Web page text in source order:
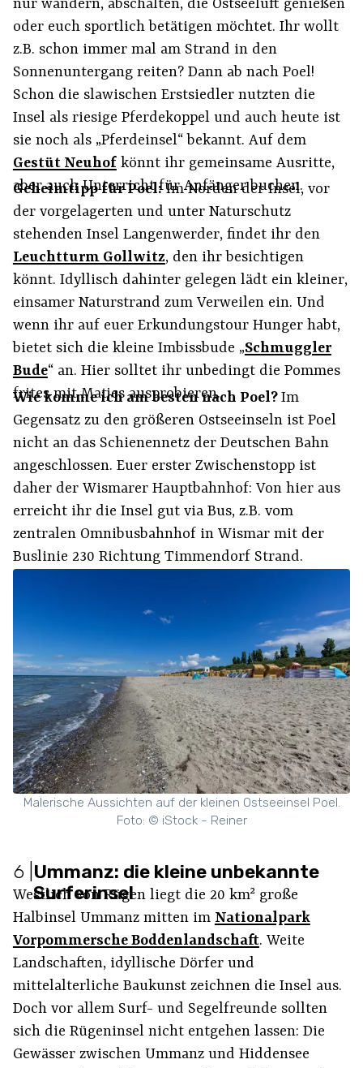
nur wandern, abschalten, die Ostseeluft genießen
oder euch sportlich betätigen möchtet. Ihr wollt
z.B. schon immer mal am Strand in den
Sonnenuntergang reiten? Dann ab nach Poel!
Schon die slawischen Erstsiedler nutzten die
Insel als riesige Pferdekoppel und auch heute ist
sie noch als „Pferdeinsel“ bekannt. Auf dem
Gestüt Neuhof könnt ihr gemeinsame Ausritte,
aber auch Unterricht für Anfänger buchen.
Geheimtipp für Poel:Im Norden der Insel, vor
der vorgelagerten und unter Naturschutz
stehenden Insel Langenwerder, findet ihr den
Leuchtturm Gollwitz, den ihr besichtigen
könnt. Idyllisch dahinter gelegen lädt ein kleiner,
einsamer Naturstrand zum Verweilen ein. Und
wenn ihr auf euer Erkundungstour Hunger habt,
bietet sich die kleine Imbissbude „Schmuggler
Bude“ an. Hier solltet ihr unbedingt die Pommes
frites mit Matjes ausprobieren.
Wie komme ich am besten nach Poel?Im
Gegensatz zu den größeren Ostseeinseln ist Poel
nicht an das Schienennetz der Deutschen Bahn
angeschlossen. Euer erster Zwischenstopp ist
daher der Wismarer Hauptbahnhof: Von hier aus
erreicht ihr die Insel gut via Bus, z.B. vom
zentralen Omnibusbahnhof in Wismar mit der
Buslinie 230 Richtung Timmendorf Strand.
Malerische Aussichten auf der kleinen Ostseeinsel Poel.
Foto: © iStock - Reiner
6 Ummanz: die kleine unbekannte
Surferinsel
Westlich von Rügen liegt die 20 km² große
Halbinsel Ummanz mitten im Nationalpark
Vorpommersche Boddenlandschaft. Weite
Landschaften, idyllische Dörfer und
mittelalterliche Baukunst zeichnen die Insel aus.
Doch vor allem Surf- und Segelfreunde sollten
sich die Rügeninsel nicht entgehen lassen: Die
Gewässer zwischen Ummanz und Hiddensee